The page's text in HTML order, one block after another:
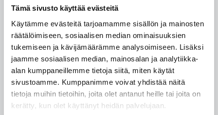
Tämä sivusto käyttää evästeitä
Käytämme evästeitä tarjoamamme sisällön ja mainosten
räätälöimiseen, sosiaalisen median ominaisuuksien
tukemiseen ja kävijämäärämme analysoimiseen. Lisäksi
jaamme sosiaalisen median, mainosalan ja analytiikka-
alan kumppaneillemme tietoja siitä, miten käytät
sivustoamme. Kumppanimme voivat yhdistää näitä
tietoja muihin tietoihin, joita olet antanut heille tai joita on
kerätty, kun olet käyttänyt heidän palvelujaan.